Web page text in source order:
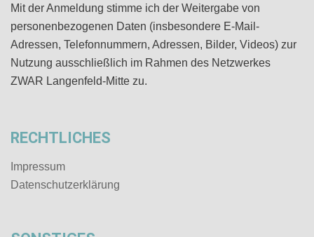
Mit der Anmeldung stimme ich der Weitergabe von
personenbezogenen Daten (insbesondere E-Mail-
Adressen, Telefonnummern, Adressen, Bilder, Videos) zur
Nutzung ausschließlich im Rahmen des Netzwerkes
ZWAR Langenfeld-Mitte zu.
RECHTLICHES
Impressum
Datenschutz­erklärung